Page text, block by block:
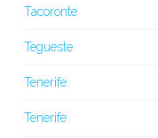
Tacoronte
Tegueste
Tenerife
Tenerife